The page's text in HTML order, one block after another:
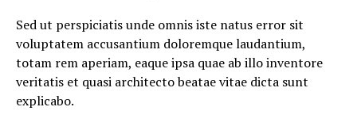
Sed ut perspiciatis unde omnis iste natus error sit
voluptatem accusantium doloremque laudantium,
totam rem aperiam, eaque ipsa quae ab illo inventore
veritatis et quasi architecto beatae vitae dicta sunt
explicabo.